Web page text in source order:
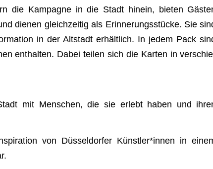
die Kam­pa­gne in die Stadt hin­ein, bie­ten
die­nen gleich­zei­tig als Erin­ne­rungs­stü­cke. Sie
in der Alt­stadt erhält­lich. In jedem Pack
ent­hal­ten. Dabei tei­len sich die Kar­ten in
mit Men­schen, die sie erlebt haben und
von Düs­sel­dor­fer Künstler*innen in